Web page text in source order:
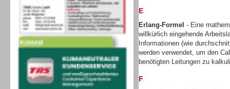
Inbound
E
Erlang-Formel - Eine
willkürlich eingehende
Informationen (wie
werden verwendet, um den
benötigten Leitungen zu
F